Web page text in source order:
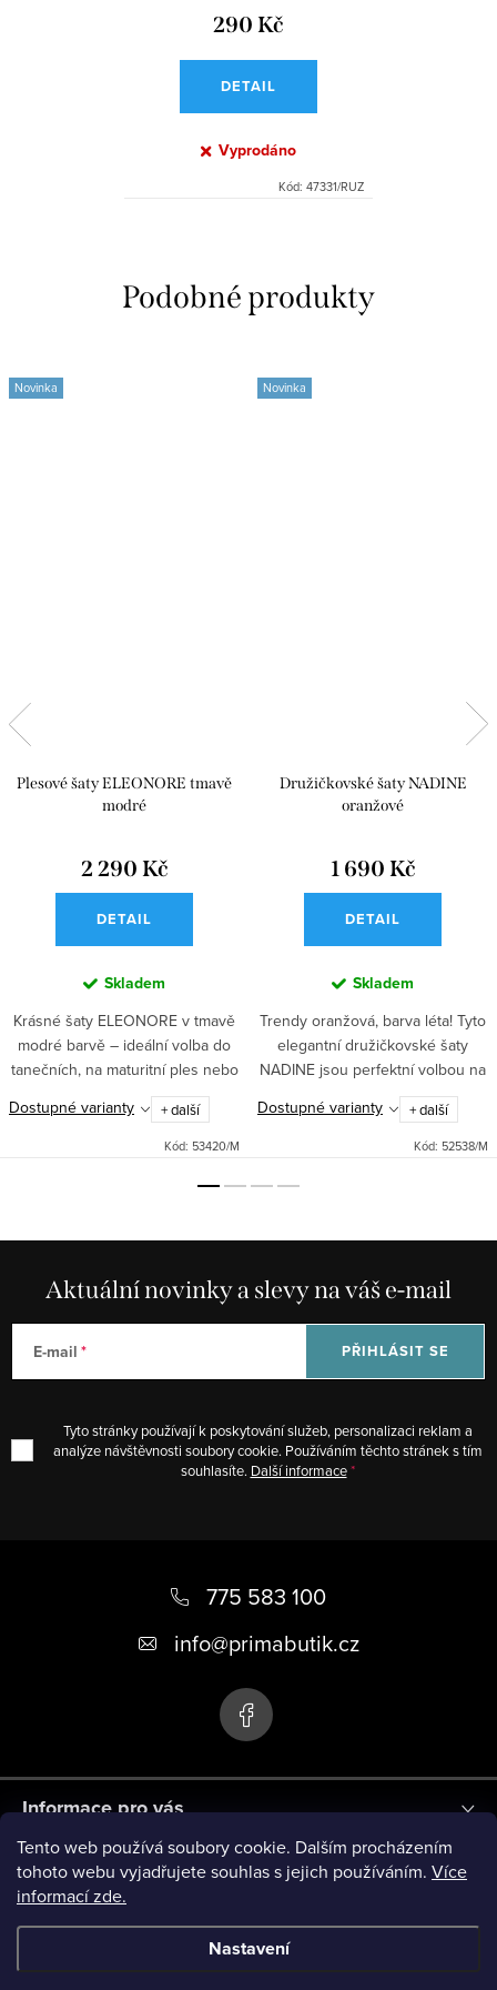
Tento web používá soubory cookie. Dalším procházením
tohoto webu vyjadřujete souhlas s jejich používáním. Více
informací zde.
Nastavení
290 Kč
DETAIL
Vyprodáno
Kód: 47331/RUZ
Novinka
Plesové šaty ELEONORE tmavě
modré
2 290 Kč
DETAIL
Skladem
Krásné šaty ELEONORE v tmavě
modré barvě – ideální volba do
tanečních, na maturitní ples nebo
jakoukoliv společenskou událost.
Dlouhá nadýchaná sukně se
spodničkou a korzetový...
Dostupné varianty + další
Kód: 53420/M
Novinka
Družičkovské šaty NADINE
oranžové
1 690 Kč
DETAIL
Skladem
Trendy oranžová, barva léta! Tyto
elegantní družičkovské šaty
NADINE jsou perfektní volbou na
svatbu, do tanečních nebo na
zahradní párty. Dlouhá splývavá
sukně a přiléhavý...
Dostupné varianty + další
Kód: 52538/M
Aktuální novinky a slevy na váš e-mail
E-mail
Tyto stránky používají k poskytování služeb, personalizaci reklam a
analýze návštěvnosti soubory cookie. Používáním těchto stránek s tím
souhlasíte. Další informace
PŘIHLÁSIT SE
775 583 100
info@primabutik.cz
Informace pro vás
Blog
Novinky